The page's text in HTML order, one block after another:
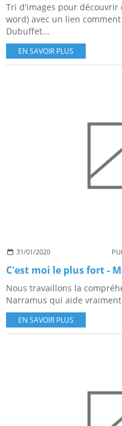
Tri d'images pour découvrir
word) avec un lien
Dubuffet...
EN SAVOIR PLUS
31/01/2020
Nous travaillons la
Narramus qui aide
EN SAVOIR PLUS